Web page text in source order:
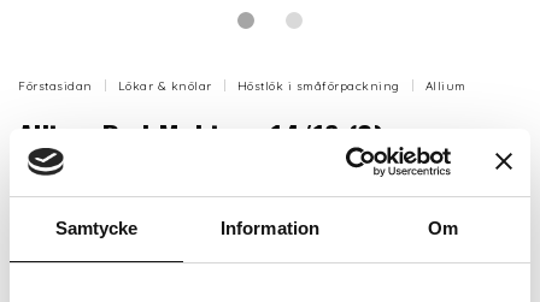
Samtycke Information Om
Förstasidan Lökar & knölar Höstlök i småförpackning Allium
Allium Red Mohican 14/16 (2)
Ametistlök 'Red Mohican' är en mycket vacker,
vacker vinröd färg.
Lockar pollinatörer